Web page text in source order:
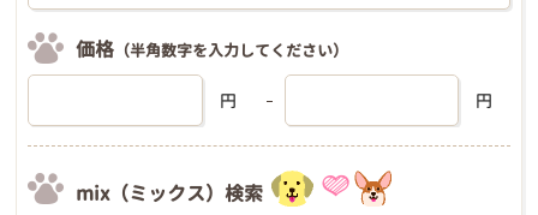
価格 （半角数字を入力してください）
円 円
mix（ミックス）検索